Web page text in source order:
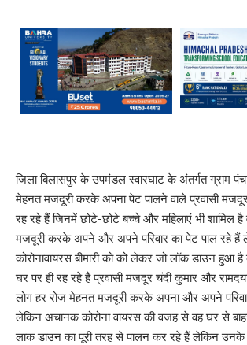
जिला बिलासपुर के उपमंडल स्वारघाट के अंतर्गत ग्राम
मेहनत मजदूरी करके अपना पेट पालने वाले प्रवासी
रह रहे हैं जिनमें छोटे-छोटे बच्चे और महिलाएं भी शामिल
मजदूरी करके अपने और अपने परिवार का पेट पाल रहे
कोरोनावायरस बीमारी को को लेकर जो लॉक डाउन हुआ
घर पर ही रह रहे हैं प्रवासी मजदूर चंदी कुमार और
लोग हर रोज मेहनत मजदूरी करके अपना और अपने
लेकिन अचानक कोरोना वायरस की वजह से वह घर से
लाक डाउन का पूरी तरह से पालन कर रहे हैं लेकिन उनके